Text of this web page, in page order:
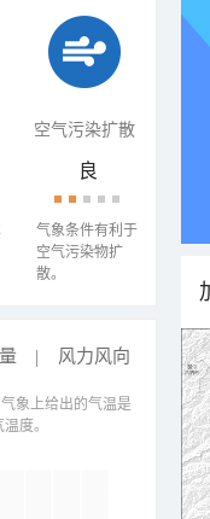
空气污染扩散
良
气象条件有利于
空气污染物扩
散。
风力风向
象上给出的气温是
度。